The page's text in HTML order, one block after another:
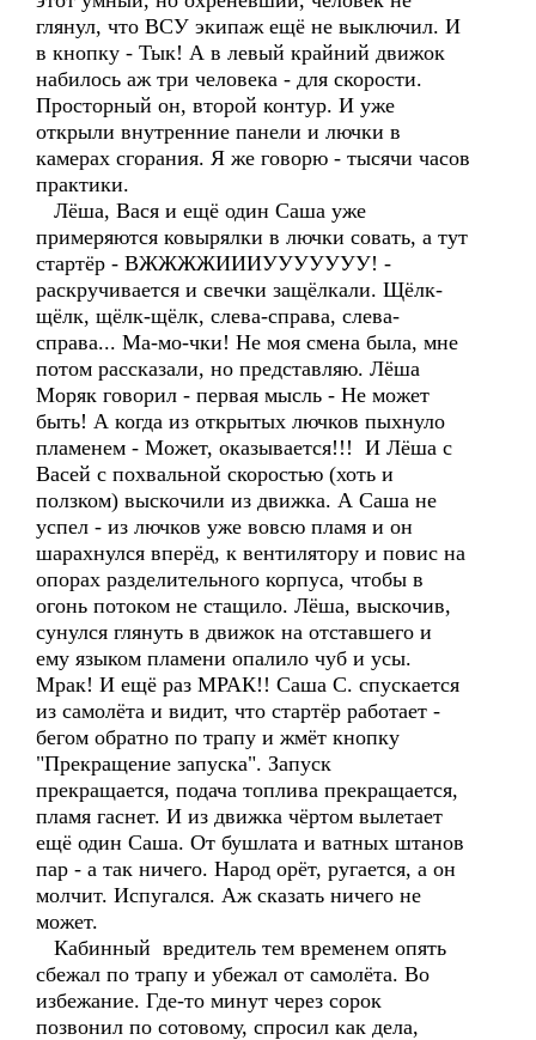
глянул, что ВСУ экипаж ещё не выключил. И
в кнопку - Тык! А в левый крайний движок
набилось аж три человека - для скорости.
Просторный он, второй контур. И уже
открыли внутренние панели и лючки в
камерах сгорания. Я же говорю - тысячи часов
практики.
Лёша, Вася и ещё один Саша уже
примеряются ковырялки в лючки совать, а тут
стартёр - ВЖЖЖЖИИИУУУУУУУ! -
раскручивается и свечки защёлкали. Щёлк-
щёлк, щёлк-щёлк, слева-справа, слева-
справа... Ма-мо-чки! Не моя смена была, мне
потом рассказали, но представляю. Лёша
Моряк говорил - первая мысль - Не может
быть! А когда из открытых лючков пыхнуло
пламенем - Может, оказывается!!! И Лёша с
Васей с похвальной скоростью (хоть и
ползком) выскочили из движка. А Саша не
успел - из лючков уже вовсю пламя и он
шарахнулся вперёд, к вентилятору и повис на
опорах разделительного корпуса, чтобы в
огонь потоком не стащило. Лёша, выскочив,
сунулся глянуть в движок на отставшего и
ему языком пламени опалило чуб и усы.
Мрак! И ещё раз МРАК!! Саша С. спускается
из самолёта и видит, что стартёр работает -
бегом обратно по трапу и жмёт кнопку
"Прекращение запуска". Запуск
прекращается, подача топлива прекращается,
пламя гаснет. И из движка чёртом вылетает
ещё один Саша. От бушлата и ватных штанов
пар - а так ничего. Народ орёт, ругается, а он
молчит. Испугался. Аж сказать ничего не
может.
Кабинный вредитель тем временем опять
сбежал по трапу и убежал от самолёта. Во
избежание. Где-то минут через сорок
позвонил по сотовому, спросил как дела,